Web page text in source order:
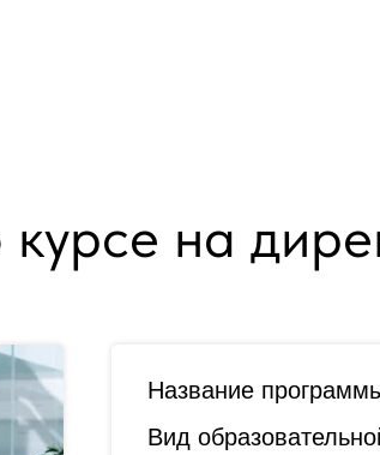
на
Название
Вид